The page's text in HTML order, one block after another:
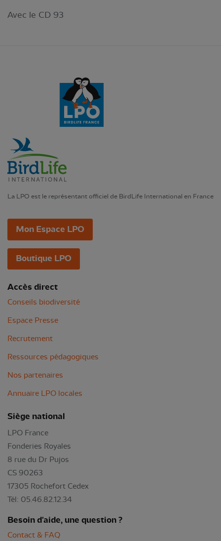
Avec le CD 93
La LPO est le représentant officiel de BirdLife International en France
Mon Espace LPO
Boutique LPO
Accès direct
Conseils biodiversité
Espace Presse
Recrutement
Ressources pédagogiques
Nos partenaires
Annuaire LPO locales
Siège national
LPO France
Fonderies Royales
8 rue du Dr Pujos
CS 90263
17305 Rochefort Cedex
Tél: 05.46.82.12.34
Besoin d'aide, une question ?
Contact & FAQ